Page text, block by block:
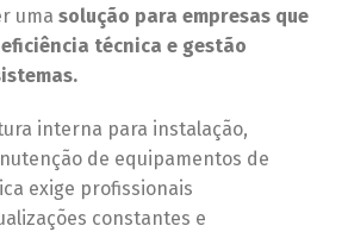
uma solução para empresas que
técnica e gestão
interna para instalação,
de equipamentos de
exige profissionais
constantes e